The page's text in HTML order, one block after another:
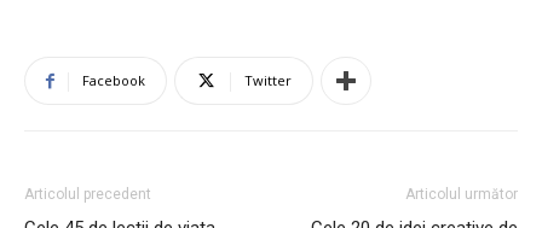
Facebook Twitter
Articolul precedent Articolul următor